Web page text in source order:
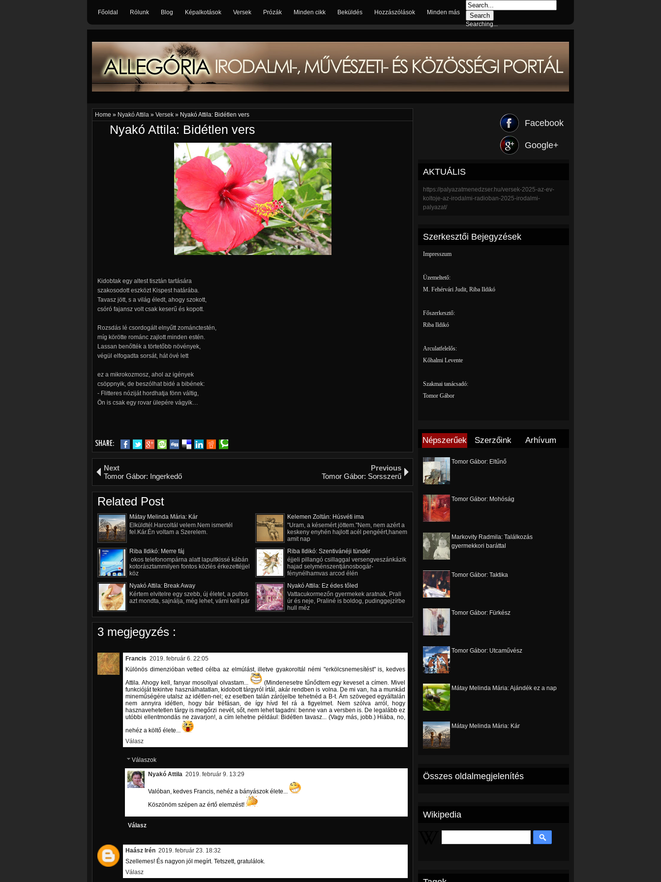
Főoldal Rólunk Blog Képalkotások Versek Prózák Minden cikk Beküldés Hozzászólások
Minden más
Searching...
Facebook
Google+
Home » Nyakó Attila » Versek » Nyakó Attila: Bidétlen vers
Nyakó Attila: Bidétlen vers
Kidobtak egy altest tisztán tartására
szakosodott eszközt Kispest határába.
Tavasz jött, s a világ éledt, ahogy szokott,
csóró fajansz volt csak keserű és kopott.
Rozsdás lé csordogált elnyűtt zománctestén,
míg körötte románc zajlott minden estén.
Lassan benőtték a törtetőbb növények,
végül elfogadta sorsát, hát övé lett
ez a mikrokozmosz, ahol az igények
csöppnyik, de beszólhat bidé a bibének:
- Flitteres nóziját hordhatja fönn váltig,
Ön is csak egy rovar ülepére vágyik…
SHARE:
Next
Tomor Gábor: Ingerkedő
Previous
Tomor Gábor: Sorsszerű
Related Post
Mátay Melinda Mária: Kár
Elküldtél.Harcoltál velem.Nem ismertél
fel.Kár.Én voltam a Szerelem.
Kelemen Zoltán: Húsvéti ima
"Uram, a késemért jöttem."Nem, nem azért a
keskeny enyhén hajlott acél pengéért,hanem
amit nap
Riba Ildikó: Merre fáj
okos telefonompárna alatt lapultkissé kábán
kotorásztammilyen fontos közlés érkezettéjjel
köz
Riba Ildikó: Szentivánéji tündér
éjjeli pillangó csillaggal versengveszánkázik
hajad selyménszentjánosbogár-
fénynélhamvas arcod élén
Nyakó Attila: Break Away
Kértem elvitelre egy szebb, új életet, a pultos
azt mondta, sajnálja, még lehet, várni kell pár
Nyakó Attila: Ez édes tőled
Vattacukormezőn gyermekek aratnak, Prali
úr és neje, Praliné is boldog, pudinggejzírbe
hull méz
3 megjegyzés :
Francis 2019. február 6. 22:05
Különös dimenzióban vetted célba az elmúlást, illetve gyakoroltál némi "erkölcsnemesítést" is, kedves
Attila. Ahogy kell, fanyar mosollyal olvastam...
(Mindenesetre tűnődtem egy keveset a címen. Mivel
funkcióját tekintve használhatatlan, kidobott tárgyról írtál, akár rendben is volna. De mi van, ha a munkád
mineműségére utalsz az idétlen-nel; ez esetben talán zárójelbe tehetnéd a B-t. Ám szöveged egyáltalán
nem annyira idétlen, hogy bár tréfásan, de így hívd fel rá a figyelmet. Nem szólva arról, hogy
hasznavehetetlen tárgy is megőrzi nevét, sőt, nem lehet tagadni: benne van a versben is. De legalább ez
utóbbi ellentmondás ne zavarjon!, a cím lehetne például: Bidétlen tavasz... (Vagy más, jobb.) Hiába, no,
nehéz a költő élete...
Válasz
Válaszok
Nyakó Attila 2019. február 9. 13:29
Valóban, kedves Francis, nehéz a bányászok élete...
Köszönöm szépen az értő elemzést!
Válasz
Haász Irén 2019. február 23. 18:32
Szellemes! És nagyon jól megírt. Tetszett, gratulálok.
Válasz
AKTUÁLIS
https://palyazatmenedzser.hu/versek-2025-az-ev-
koltoje-az-irodalmi-radioban-2025-irodalmi-
palyazat/
Szerkesztői Bejegyzések
Impresszum
Üzemeltető:
M. Fehérvári Judit, Riba Ildikó
Főszerkesztő:
Riba Ildikó
Arculatfelelős:
Kőhalmi Levente
Szakmai tanácsadó:
Tomor Gábor
Népszerűek Szerzőink Arhívum
Tomor Gábor: Eltűnő
Tomor Gábor: Mohóság
Markovity Radmila: Találkozás
gyermekkori baráttal
Tomor Gábor: Taktika
Tomor Gábor: Fürkész
Tomor Gábor: Utcaművész
Mátay Melinda Mária: Ajándék ez a nap
Mátay Melinda Mária: Kár
Összes oldalmegjelenítés
Wikipedia